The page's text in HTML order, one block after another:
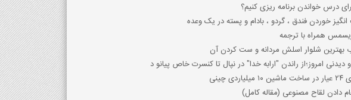
درس خواندن برنامه ریزی کنیم؟
خوردن فندق ، گردو ، بادام و پسته در یک وعده
همراه با ترجمه
بهترین شلوار اسلش مردانه و ست کردن آن
امروز؛از راندن "ارابه خدا" در نپال تا کنسرت خاص پیانو د
چینی
دادن لقاح مصنوعی (مقاله کامل)